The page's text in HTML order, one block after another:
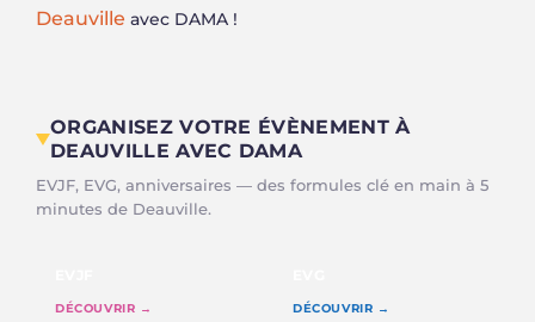
Deauville avec DAMA !
ORGANISEZ VOTRE ÉVÈNEMENT À
DEAUVILLE AVEC DAMA
EVJF, EVG, anniversaires — des formules clé en main à 5
minutes de Deauville.
DÉCOUVRIR → DÉCOUVRIR →